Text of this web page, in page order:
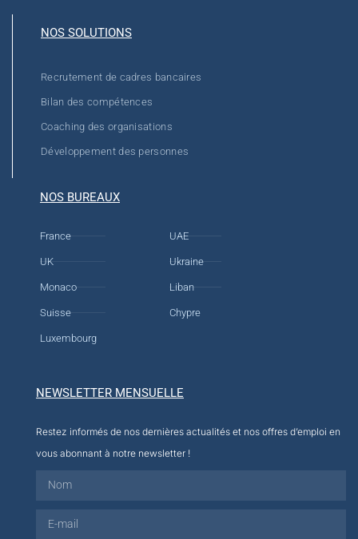
NOS SOLUTIONS
Recrutement de cadres bancaires
Bilan des compétences
Coaching des organisations
Développement des personnes
NOS BUREAUX
France
UK
Monaco
Suisse
Luxembourg
UAE
Ukraine
Liban
Chypre
NEWSLETTER MENSUELLE
Restez informés de nos dernières actualités et nos offres d’emploi en
vous abonnant à notre newsletter !